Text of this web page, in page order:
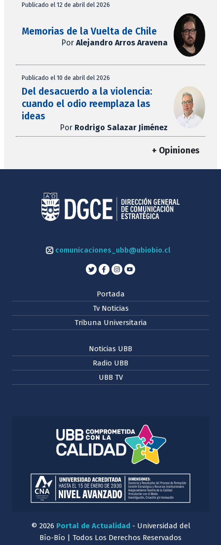
Publicado el 12 de abril del 2026
Memorias de la Vuelta de Chile
Por Alejandro Arros Aravena
Publicado el 10 de abril del 2026
Del desacuerdo a la violencia:
cuando el odio reemplaza las
ideas
Por Rodrigo Salazar Jiménez
+ Opiniones
comunicaciones_ubb@ubiobio.cl
Portada
Tv Noticias
Tribuna Universitaria
Noticias UBB
Radio UBB
UBB TV
© 2026 Portal de Actualidad- Universidad del
Bío-Bío | Todos Los Derechos Reservados